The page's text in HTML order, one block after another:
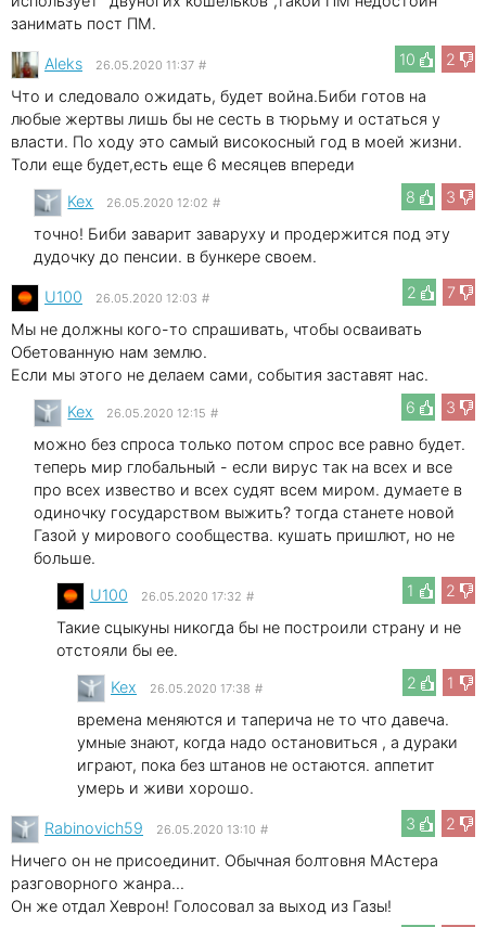
занимать пост ПМ.
10
2
Aleks 26.05.2020 11:37 #
Что и следовало ожидать, будет война.Биби готов на
любые жертвы лишь бы не сесть в тюрьму и остаться у
власти. По ходу это самый високосный год в моей жизни.
Толи еще будет,есть еще 6 месяцев впереди
8
3
Kex 26.05.2020 12:02 #
точно! Биби заварит заваруху и продержится под эту
дудочку до пенсии. в бункере своем.
2
7
U100 26.05.2020 12:03 #
Мы не должны кого-то спрашивать, чтобы осваивать
Обетованную нам землю.
Если мы этого не делаем сами, события заставят нас.
6
3
Kex 26.05.2020 12:15 #
можно без спроса только потом спрос все равно будет.
теперь мир глобальный - если вирус так на всех и все
про всех извество и всех судят всем миром. думаете в
одиночку государством выжить? тогда станете новой
Газой у мирового сообщества. кушать пришлют, но не
больше.
1
2
U100 26.05.2020 17:32 #
Такие сцыкуны никогда бы не построили страну и не
отстояли бы ее.
2
1
Kex 26.05.2020 17:38 #
времена меняются и таперича не то что давеча.
умные знают, когда надо остановиться , а дураки
играют, пока без штанов не остаются. аппетит
умерь и живи хорошо.
3
2
Rabinovich59 26.05.2020 13:10 #
Ничего он не присоединит. Обычная болтовня МАстера
разговорного жанра...
Он же отдал Хеврон! Голосовал за выход из Газы!